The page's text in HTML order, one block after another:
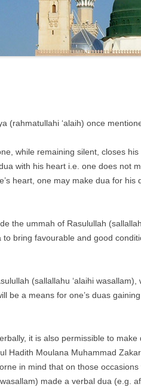
(rahmatullahi ‘alaih) once
while remaining silent, closes
with his heart i.e. one does not
heart, one may make dua for his
the ummah of Rasulullah
to bring favourable and good
(sallallahu ‘alaihi wasallam),
be a means for one’s duas
it is also permissible to make
Hadith Moulana Muhammad
in mind that on those
made a verbal dua (e.g.